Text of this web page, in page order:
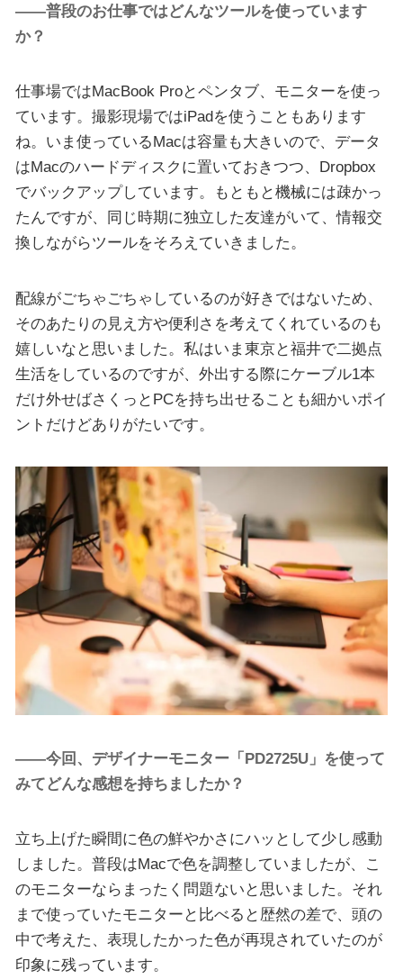
――普段のお仕事ではどんなツールを使っています
か？
仕事場ではMacBook Proとペンタブ、モニターを使っ
ています。撮影現場ではiPadを使うこともあります
ね。いま使っているMacは容量も大きいので、データ
はMacのハードディスクに置いておきつつ、Dropbox
でバックアップしています。もともと機械には疎かっ
たんですが、同じ時期に独立した友達がいて、情報交
換しながらツールをそろえていきました。
配線がごちゃごちゃしているのが好きではないため、
そのあたりの見え方や便利さを考えてくれているのも
嬉しいなと思いました。私はいま東京と福井で二拠点
生活をしているのですが、外出する際にケーブル1本
だけ外せばさくっとPCを持ち出せることも細かいポイ
ントだけどありがたいです。
――今回、デザイナーモニター「PD2725U」を使って
みてどんな感想を持ちましたか？
立ち上げた瞬間に色の鮮やかさにハッとして少し感動
しました。普段はMacで色を調整していましたが、こ
のモニターならまったく問題ないと思いました。それ
まで使っていたモニターと比べると歴然の差で、頭の
中で考えた、表現したかった色が再現されていたのが
印象に残っています。